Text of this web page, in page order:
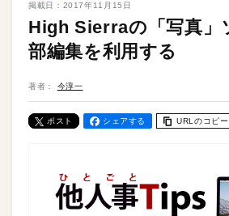
掲載日： 2017年11月15日
High Sierraの「写真」
部編集を利用する
著者： 今淳一
ポスト シェアする URLのコピー